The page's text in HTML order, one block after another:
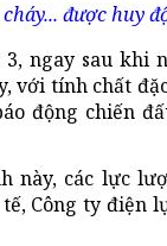
cháy... được huy
3, ngay sau
với tính chất
động chiến
này, các lực
Công ty điện